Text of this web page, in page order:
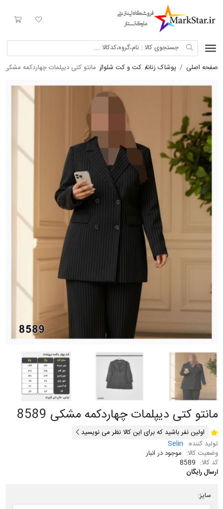
لیست مورد
سبد
صفحه اصلی پوشاک زنانه کت و کت شلوار مانتو کتی دیپلمات چهاردکمه مشکی 8589
مانتو کتی دیپلمات چهاردکمه مشکی 8589
اولین نفر باشید که برای این کالا نظر می نویسید
تولید کننده: Selin
وضعیت کالا: موجود در انبار
کد کالا: 8589
ارسال رایگان
سایز: